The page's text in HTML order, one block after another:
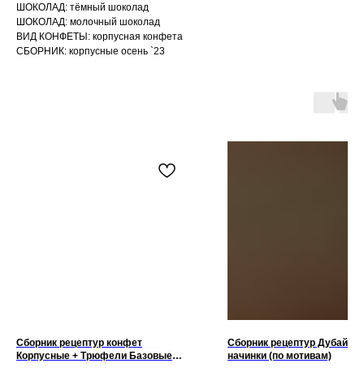
ШОКОЛАД: тёмный шоколад
ШОКОЛАД: молочный шоколад
ВИД КОНФЕТЫ: корпусная конфета
СБОРНИК: корпусные осень `23
Сборник рецептур конфет
Корпусные + Трюфели Базовые
Сборник рецептур
начинки (по мотивам)